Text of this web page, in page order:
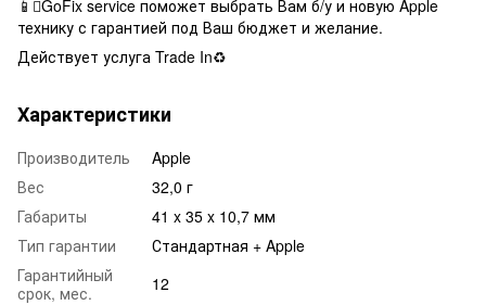
📱GoFix service поможет выбрать Вам б/у и новую Apple
технику с гарантией под Ваш бюджет и желание.
Действует услуга Trade In♻️
Характеристики
Производитель
Apple
Вес
32,0 г
Габариты
41 x 35 x 10,7 мм
Тип гарантии
Стандартная + Apple
Гарантийный
срок, мес.
12